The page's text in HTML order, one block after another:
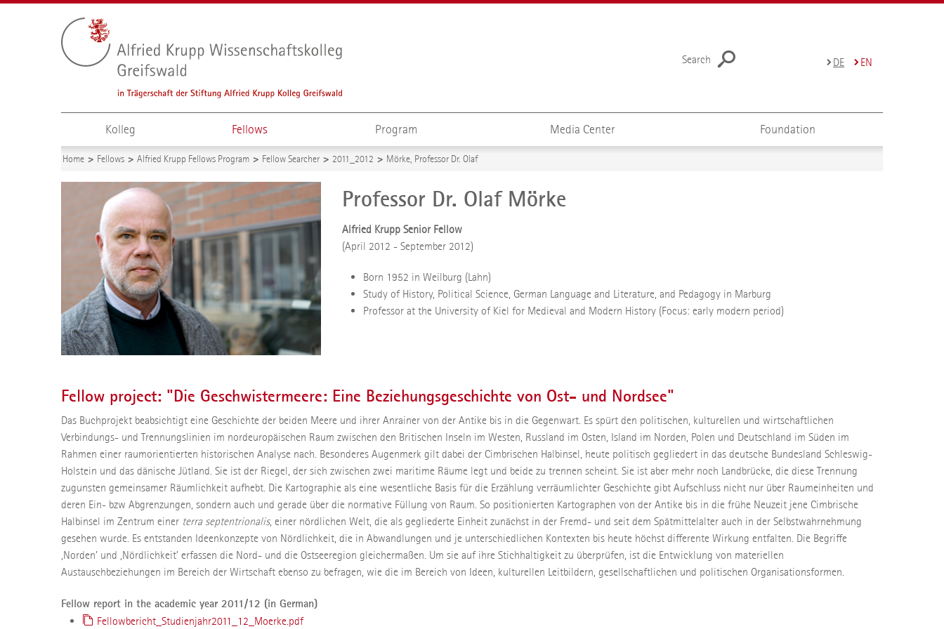
Search DE EN
Kolleg Fellows Program Media Center Foundation
Home Fellows Alfried Krupp Fellows Program Fellow Searcher 2011_2012 Mörke, Professor Dr. Olaf
Professor Dr. Olaf Mörke
Alfried Krupp Senior Fellow
(April 2012 - September 2012)
Born 1952 in Weilburg (Lahn)
Study of History, Political Science, German Language and Literature, and Pedagogy in Marburg
Professor at the University of Kiel for Medieval and Modern History (Focus: early modern period)
Fellow project: "Die Geschwistermeere: Eine Beziehungsgeschichte von Ost- und Nordsee"
Das Buchprojekt beabsichtigt eine Geschichte der beiden Meere und ihrer Anrainer von der Antike bis in die Gegenwart. Es spürt den politischen, kulturellen und wirtschaftlichen
Verbindungs- und Trennungslinien im nordeuropäischen Raum zwischen den Britischen Inseln im Westen, Russland im Osten, Island im Norden, Polen und Deutschland im Süden im
Rahmen einer raumorientierten historischen Analyse nach. Besonderes Augenmerk gilt dabei der Cimbrischen Halbinsel, heute politisch gegliedert in das deutsche Bundesland Schleswig-
Holstein und das dänische Jütland. Sie ist der Riegel, der sich zwischen zwei maritime Räume legt und beide zu trennen scheint. Sie ist aber mehr noch Landbrücke, die diese Trennung
zugunsten gemeinsamer Räumlichkeit aufhebt. Die Kartographie als eine wesentliche Basis für die Erzählung verräumlichter Geschichte gibt Aufschluss nicht nur über Raumeinheiten und
deren Ein- bzw Abgrenzungen, sondern auch und gerade über die normative Füllung von Raum. So positionierten Kartographen von der Antike bis in die frühe Neuzeit jene Cimbrische
Halbinsel im Zentrum einer terra septentrionalis, einer nördlichen Welt, die als gegliederte Einheit zunächst in der Fremd- und seit dem Spätmittelalter auch in der Selbstwahrnehmung
gesehen wurde. Es entstanden Ideenkonzepte von Nördlichkeit, die in Abwandlungen und je unterschiedlichen Kontexten bis heute höchst differente Wirkung entfalten. Die Begriffe
‚Norden’ und ‚Nördlichkeit’ erfassen die Nord- und die Ostseeregion gleichermaßen. Um sie auf ihre Stichhaltigkeit zu überprüfen, ist die Entwicklung von materiellen
Austauschbeziehungen im Bereich der Wirtschaft ebenso zu befragen, wie die im Bereich von Ideen, kulturellen Leitbildern, gesellschaftlichen und politischen Organisationsformen.
Fellow report in the academic year 2011/12 (in German)
Fellowbericht_Studienjahr2011_12_Moerke.pdf